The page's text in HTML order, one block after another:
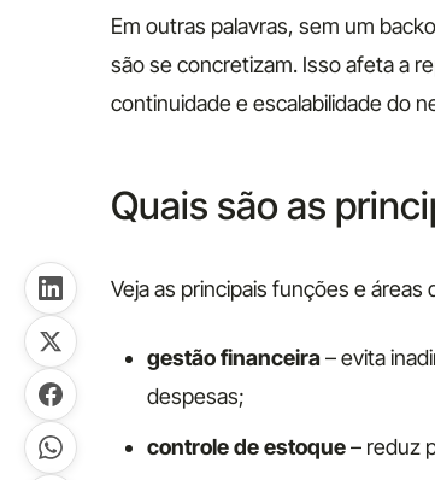
Em outras palavras, sem um
são se concretizam. Isso afeta a
continuidade e escalabilidade do
Quais são as
Veja as principais funções e
gestão financeira– evita
despesas;
controle de estoque– reduz